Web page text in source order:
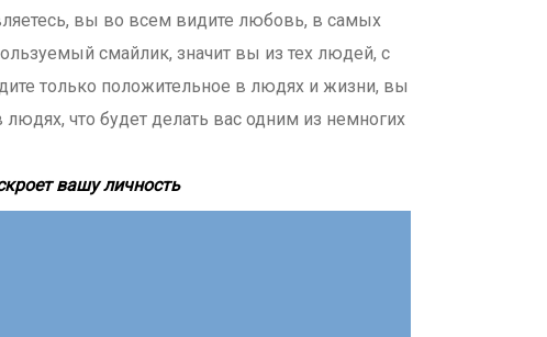
вы во всем видите любовь, в самых
смайлик, значит вы из тех людей, с
только положительное в людях и жизни, вы
что будет делать вас одним из немногих
вашу личность